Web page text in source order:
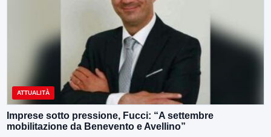
ATTUALITÀ
Imprese sotto pressione, Fucci: “A settembre
mobilitazione da Benevento e Avellino”